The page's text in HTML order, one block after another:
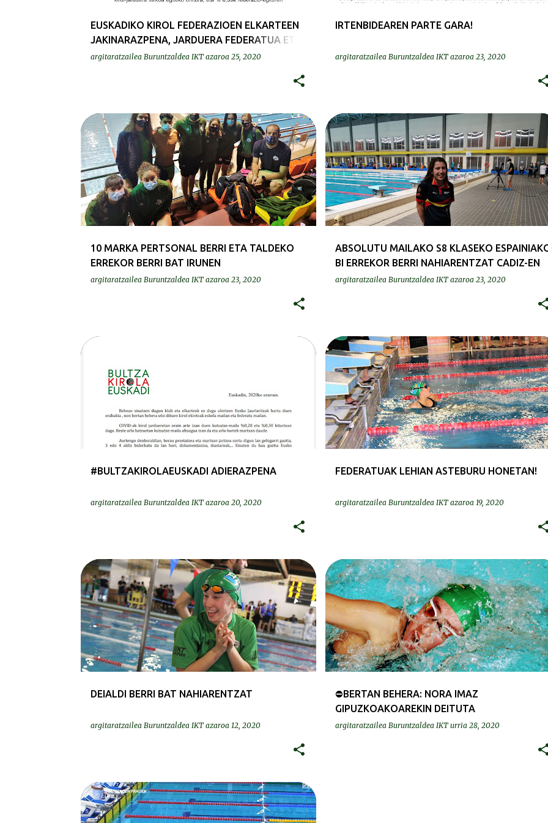
EUSKADIKO KIROL FEDERAZIOEN ELKARTEEN
JAKINARAZPENA, JARDUERA FEDERATUA ETA
ESKOLA KIROLA EZ GELDIARAZTEA
argitaratzailea Buruntzaldea IKT azaroa 25, 2020
IRTENBIDEAREN PARTE GARA!
argitaratzailea Buruntzaldea IKT azaroa 23, 2020
10 MARKA PERTSONAL BERRI ETA TALDEKO
ERREKOR BERRI BAT IRUNEN
argitaratzailea Buruntzaldea IKT azaroa 23, 2020
KRONIKAK-CRÓNICAS
ABSOLUTU MAILAKO S8 KLASEKO
BI ERREKOR BERRI NAHIARENTZAT CADIZ-EN
argitaratzailea Buruntzaldea IKT azaroa 23, 2020
EGOKITUA-ADAPTADA KRONIKAK-CRÓNICAS
#BULTZAKIROLAEUSKADI ADIERAZPENA
argitaratzailea Buruntzaldea IKT azaroa 20, 2020
FEDERATUAK LEHIAN ASTEBURU HONETAN!
argitaratzailea Buruntzaldea IKT azaroa 19, 2020
DEIALDIAK-CONVOCATORIAS
DEIALDI BERRI BAT NAHIARENTZAT
argitaratzailea Buruntzaldea IKT azaroa 12, 2020
DEIALDIAK-CONVOCATORIAS EGOKITUA-ADAPTADA +
SELEKZIOA | SELECCION
⛔BERTAN BEHERA: NORA IMAZ
GIPUZKOAKOAREKIN DEITUTA
argitaratzailea Buruntzaldea IKT urria 28, 2020
DEIALDIAK-CONVOCATORIAS SELEKZIOA | SELECCION
EGOKITUA-ADAPTADA KRONIKAK-CRÓNICAS